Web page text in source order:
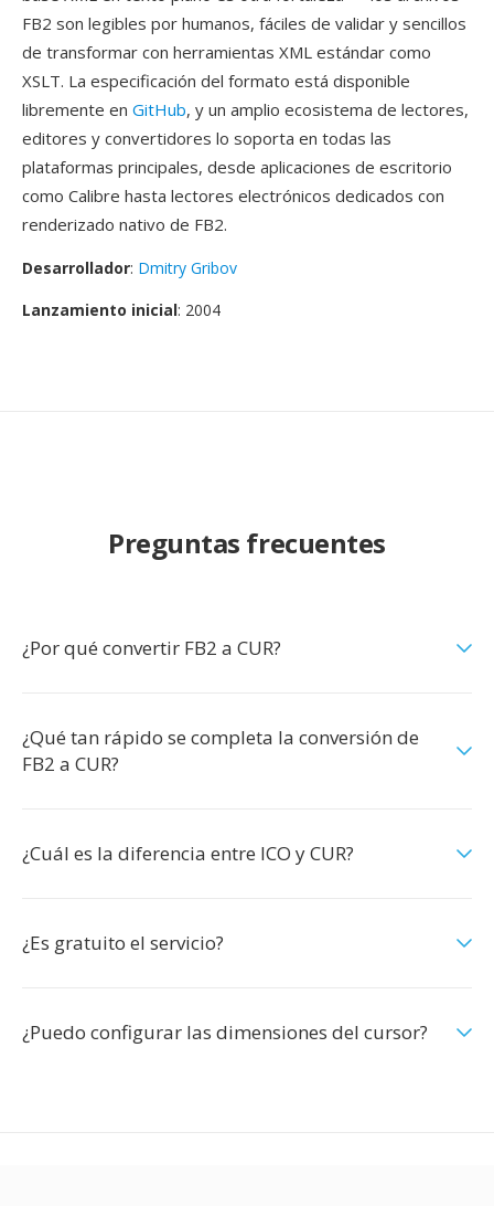
FB2 son legibles por humanos, fáciles de validar y sencillos
de transformar con herramientas XML estándar como
XSLT. La especificación del formato está disponible
libremente en GitHub, y un amplio ecosistema de lectores,
editores y convertidores lo soporta en todas las
plataformas principales, desde aplicaciones de escritorio
como Calibre hasta lectores electrónicos dedicados con
renderizado nativo de FB2.
Desarrollador: Dmitry Gribov
Lanzamiento inicial: 2004
Preguntas frecuentes
¿Por qué convertir FB2 a CUR?
¿Qué tan rápido se completa la conversión de
FB2 a CUR?
¿Cuál es la diferencia entre ICO y CUR?
¿Es gratuito el servicio?
¿Puedo configurar las dimensiones del cursor?